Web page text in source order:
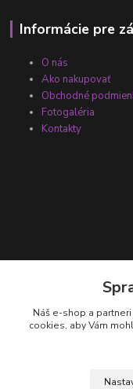
Informácie pre
O nás
Ako nakupovať
Obchodné
Fotogaléria
Kontakty
+421 905 531 251
Náš e-shop a
cookies, aby Vám